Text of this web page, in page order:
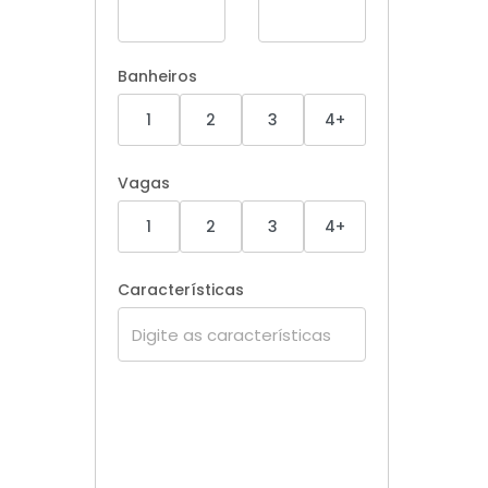
Banheiros
1
2 3 4+
Vagas
1
2 3 4+
Características